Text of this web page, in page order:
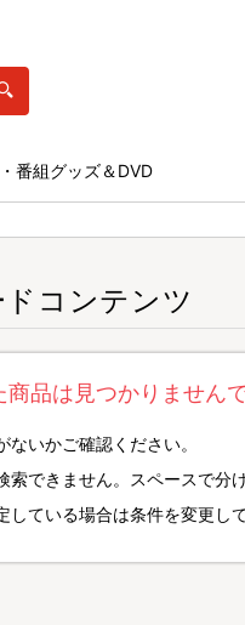
番組グッズ＆DVD
コンテンツ
品は見つかりませんで
いかご確認ください。
索できません。スペースで分
ている場合は条件を変更し